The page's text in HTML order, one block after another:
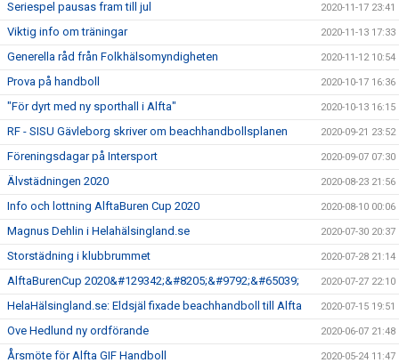
Seriespel pausas fram till jul 2020-11-17 23:41
Viktig info om träningar 2020-11-13 17:33
Generella råd från Folkhälsomyndigheten 2020-11-12 10:54
Prova på handboll 2020-10-17 16:36
"För dyrt med ny sporthall i Alfta" 2020-10-13 16:15
RF - SISU Gävleborg skriver om beachhandbollsplanen 2020-09-21 23:52
Föreningsdagar på Intersport 2020-09-07 07:30
Älvstädningen 2020 2020-08-23 21:56
Info och lottning AlftaBuren Cup 2020 2020-08-10 00:06
Magnus Dehlin i Helahälsingland.se 2020-07-30 20:37
Storstädning i klubbrummet 2020-07-28 21:14
AlftaBurenCup 2020&#129342;&#8205;&#9792;&#65039; 2020-07-27 22:10
HelaHälsingland.se: Eldsjäl fixade beachhandboll till Alfta 2020-07-15 19:51
Ove Hedlund ny ordförande 2020-06-07 21:48
Årsmöte för Alfta GIF Handboll 2020-05-24 11:47